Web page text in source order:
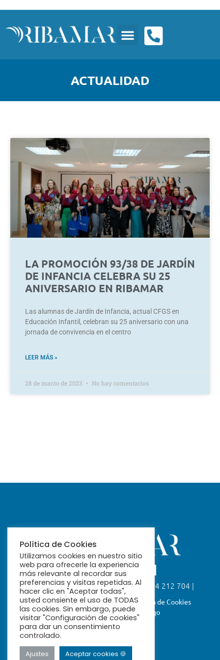
ACTUALIDAD
LA PROMOCIÓN 93/38 DE JARDÍN
DE INFANCIA CELEBRA SU 25
ANIVERSARIO EN RIBAMAR
Las alumnas de Jardín de Infancia, actual CFGS en
Educación Infantil, celebran su 25 aniversario con una
jornada de convivencia en el centro
LEER MÁS »
28 de marzo de 2023 No hay comentarios
Calle Fabiola, 26. 41004 Sevilla | 954 212 704 |
ribamar@ribamar.org
Aviso LegalPolítica de PrivacidadPolítica de Cookies
Términos y Condiciones de Pago
Política de Cookies
Utilizamos cookies en nuestro sitio
web para ofrecerle la experiencia
más relevante al recordar sus
preferencias y visitas repetidas. Al
hacer clic en "Aceptar todas",
usted consiente el uso de TODAS
las cookies. Sin embargo, puede
visitar "Configuración de cookies"
para dar un consentimiento
controlado.
Ajustes Aceptar cookies 🍪